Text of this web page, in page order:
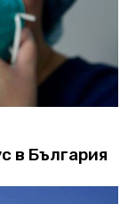
в България